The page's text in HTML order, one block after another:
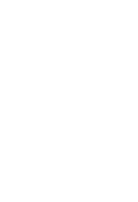
or alt + enter/